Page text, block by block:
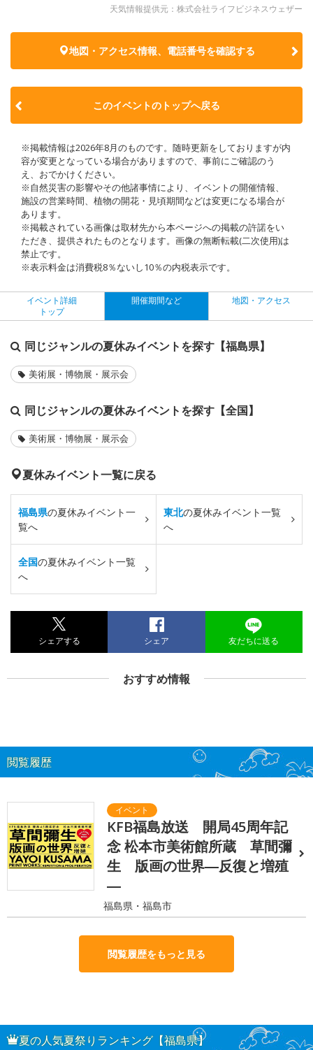
天気情報提供元：株式会社ライフビジネスウェザー
地図・アクセス情報、電話番号を確認する
このイベントのトップへ戻る
※掲載情報は2026年8月のものです。随時更新をしておりますが内
容が変更となっている場合がありますので、事前にご確認のう
え、おでかけください。
※自然災害の影響やその他諸事情により、イベントの開催情報、
施設の営業時間、植物の開花・見頃期間などは変更になる場合が
あります。
※掲載されている画像は取材先から本ページへの掲載の許諾をい
ただき、提供されたものとなります。画像の無断転載(二次使用)は
禁止です。
※表示料金は消費税8％ないし10％の内税表示です。
イベント詳細
トップ
開催期間など 地図・アクセス
同じジャンルの夏休みイベントを探す【福島県】
美術展・博物展・展示会
同じジャンルの夏休みイベントを探す【全国】
美術展・博物展・展示会
夏休みイベント一覧に戻る
福島県の夏休みイベント一
覧へ
東北の夏休みイベント一覧
へ
全国の夏休みイベント一覧
へ
シェアする シェア 友だちに送る
おすすめ情報
閲覧履歴
KFB福島放送 開局45周年記
念 松本市美術館所蔵 草間彌
生 版画の世界―反復と増殖
―
福島県・福島市
閲覧履歴をもっと見る
夏の人気夏祭りランキング【福島県】